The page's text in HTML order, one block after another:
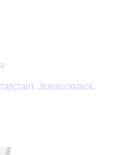
Зеленодольск,